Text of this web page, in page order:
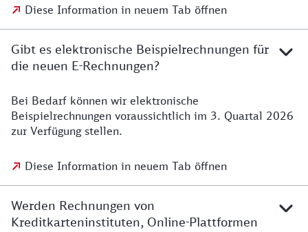
Diese Information in neuem Tab öffnen
Gibt es elektronische Beispielrechnungen für
die neuen E-Rechnungen?
Bei Bedarf können wir elektronische
Beispielrechnungen voraussichtlich im 3. Quartal 2026
zur Verfügung stellen.
Diese Information in neuem Tab öffnen
Werden Rechnungen von
Kreditkarteninstituten, Online-Plattformen